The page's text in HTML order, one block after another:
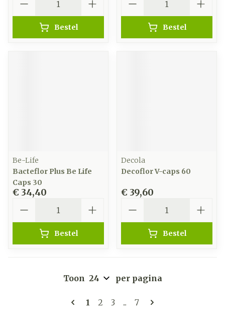
Bestel Bestel
Be-Life
Bacteflor Plus Be Life
Caps 30
€ 34,40
Bestel
Decola
Decoflor V-caps 60
€ 39,60
Bestel
Pagina's
U lees momenteel pagina
1 Pagina
2 Pagina
3 ... Pagina
7
Toon per pagina